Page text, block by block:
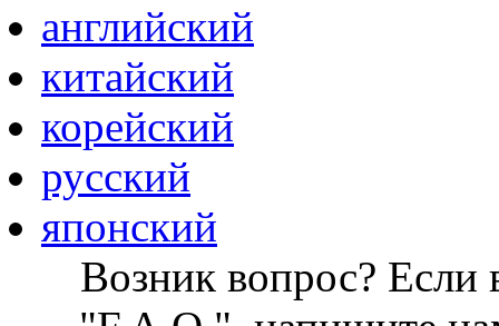
английский
китайский
корейский
русский
японский
Возник вопрос? Если